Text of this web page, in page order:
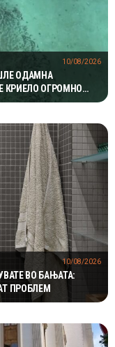
ОДАМНА
КРИЕЛО ОГРОМНО
10/08/2026
ВО БАЊАТА:
ПРОБЛЕМ
10/08/2026